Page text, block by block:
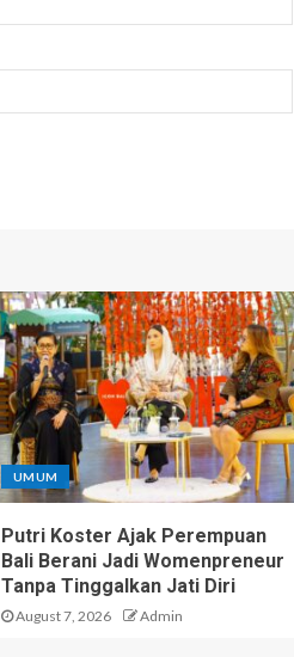
UMUM
Putri Koster Ajak Perempuan
Bali Berani Jadi Womenpreneur
Tanpa Tinggalkan Jati Diri
August 7, 2026 Admin